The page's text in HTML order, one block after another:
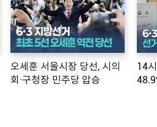
오세훈 서울시장 당선, 시의
회·구청장 민주당 압승
14